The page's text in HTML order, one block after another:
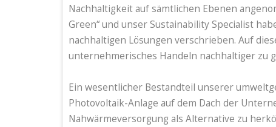
Nachhaltigkeit auf sämtlichen Ebenen
Green“ und unser Sustainability Specialist
nachhaltigen Lösungen verschrieben. Auf
unternehmerisches Handeln nachhaltiger zu
Ein wesentlicher Bestandteil unserer
Photovoltaik-Anlage auf dem Dach der
Nahwärmeversorgung als Alternative zu